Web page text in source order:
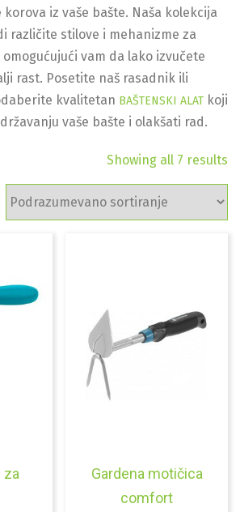
iz vaše bašte. Naša kolekcija
različite stilove i mehanizme za
vam da lako izvučete
rast. Posetite naš rasadnik ili
kvalitetan BAŠTENSKI ALAT koji
vaše bašte i olakšati rad.
Showing all 7 results
za
Gardena motičica
comfort